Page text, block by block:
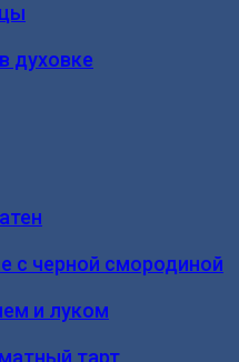
духовке
с черной смородиной
и луком
тарт